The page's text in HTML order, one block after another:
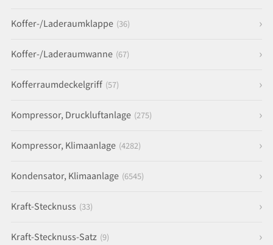
Koffer-/Laderaumklappe (36)
Koffer-/Laderaumwanne (67)
Kofferraumdeckelgriff (57)
Kompressor, Druckluftanlage (275)
Kompressor, Klimaanlage (4282)
Kondensator, Klimaanlage (6545)
Kraft-Stecknuss (33)
Kraft-Stecknuss-Satz (9)